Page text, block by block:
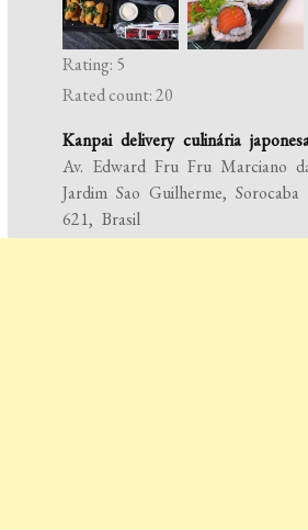
Rating: 5
Rated count: 20
Kanpai delivery culinária
Av. Edward Fru Fru Marciano
Jardim Sao Guilherme,
621, Brasil